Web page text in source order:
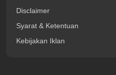
Disclaimer
Syarat & Ketentuan
Kebijakan Iklan